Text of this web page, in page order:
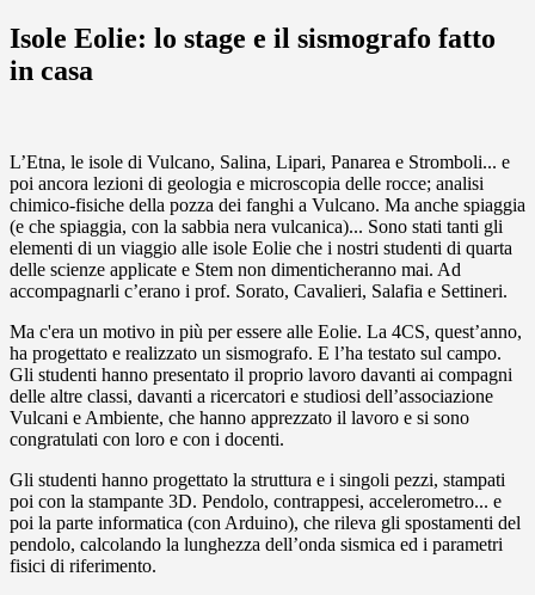
Isole Eolie: lo stage e il sismografo fatto
in casa
L’Etna, le isole di Vulcano, Salina, Lipari, Panarea e Stromboli... e
poi ancora lezioni di geologia e microscopia delle rocce; analisi
chimico-fisiche della pozza dei fanghi a Vulcano. Ma anche spiaggia
(e che spiaggia, con la sabbia nera vulcanica)... Sono stati tanti gli
elementi di un viaggio alle isole Eolie che i nostri studenti di quarta
delle scienze applicate e Stem non dimenticheranno mai. Ad
accompagnarli c’erano i prof. Sorato, Cavalieri, Salafia e Settineri.
Ma c'era un motivo in più per essere alle Eolie. La 4CS, quest’anno,
ha progettato e realizzato un sismografo. E l’ha testato sul campo.
Gli studenti hanno presentato il proprio lavoro davanti ai compagni
delle altre classi, davanti a ricercatori e studiosi dell’associazione
Vulcani e Ambiente, che hanno apprezzato il lavoro e si sono
congratulati con loro e con i docenti.
Gli studenti hanno progettato la struttura e i singoli pezzi, stampati
poi con la stampante 3D. Pendolo, contrappesi, accelerometro... e
poi la parte informatica (con Arduino), che rileva gli spostamenti del
pendolo, calcolando la lunghezza dell’onda sismica ed i parametri
fisici di riferimento.